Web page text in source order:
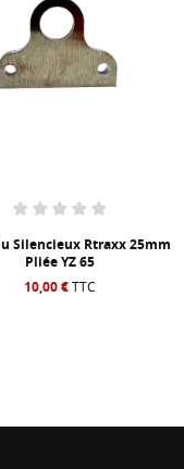
Silencieux Rtraxx 25mm
Pliée YZ 65
10,00 €TTC